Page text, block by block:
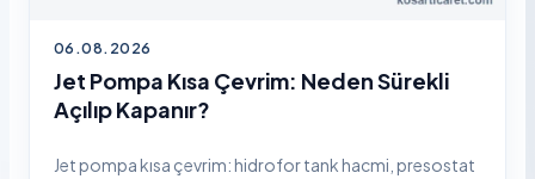
06.08.2026
Jet Pompa Kısa Çevrim: Neden Sürekli
Açılıp Kapanır?
Jet pompa kısa çevrim: hidrofor tank hacmi, presostat